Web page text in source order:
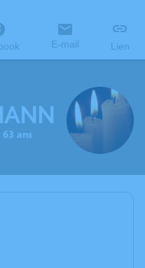
E-mail Lien
ans